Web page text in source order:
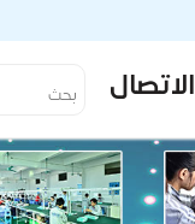
الاتصال